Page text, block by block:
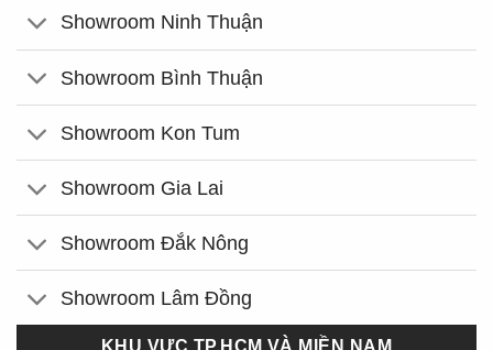
Showroom Ninh Thuận
Showroom Bình Thuận
Showroom Kon Tum
Showroom Gia Lai
Showroom Đắk Nông
Showroom Lâm Đồng